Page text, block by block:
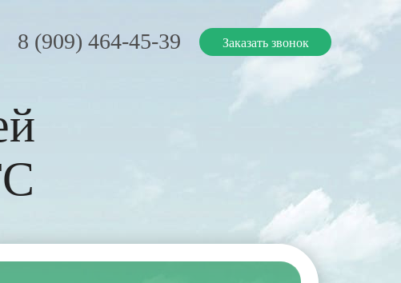
8 (909) 464-45-39 Заказать звонок